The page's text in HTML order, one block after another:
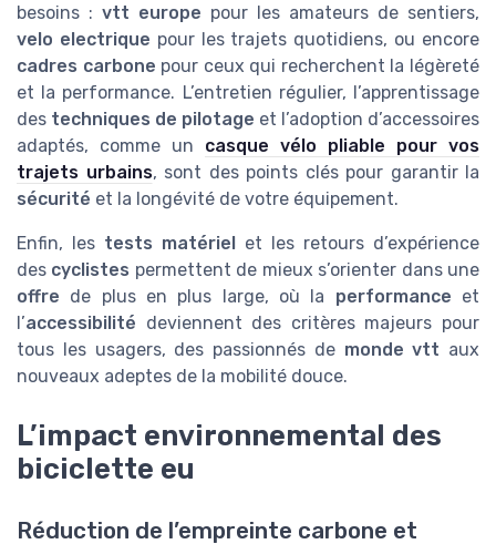
besoins : vtt europe pour les amateurs de sentiers,
velo electrique pour les trajets quotidiens, ou encore
cadres carbone pour ceux qui recherchent la légèreté
et la performance. L’entretien régulier, l’apprentissage
des techniques de pilotage et l’adoption d’accessoires
adaptés, comme un casque vélo pliable pour vos
trajets urbains, sont des points clés pour garantir la
sécurité et la longévité de votre équipement.
Enfin, les tests matériel et les retours d’expérience
des cyclistes permettent de mieux s’orienter dans une
offre de plus en plus large, où la performance et
l’accessibilité deviennent des critères majeurs pour
tous les usagers, des passionnés de monde vtt aux
nouveaux adeptes de la mobilité douce.
L’impact environnemental des
biciclette eu
Réduction de l’empreinte carbone et